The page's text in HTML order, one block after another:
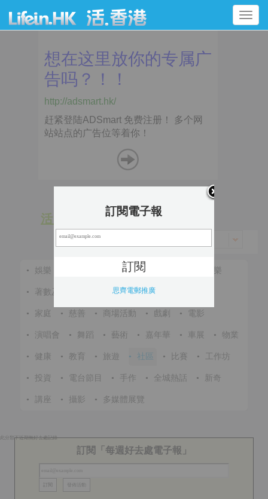
Toggle
navigation
活 動
• 娛樂 • 節慶 音樂
• 著數及優惠 • 體育 •
• 家庭 • 慈善 • 商場活動 • 戲劇 • 電影
• 演唱會 • 舞蹈 • 藝術 • 嘉年華 • 車展 • 物業
• 健康 • 教育 • 旅遊 • 社區 • 比賽 • 工作坊
• 投資 • 電台節目 • 手作 • 全城熱話 • 新奇
• 講座 • 攝影 • 多媒體展覽
此分類下近期無好去處記錄
訂閱「每週好去處電子報」
訂閱電子報
思齊電郵推廣